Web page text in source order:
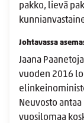
pakko, lievä
Johtavassa
Jaana
vuoden 2016
Neuvosto
vuosilomaa